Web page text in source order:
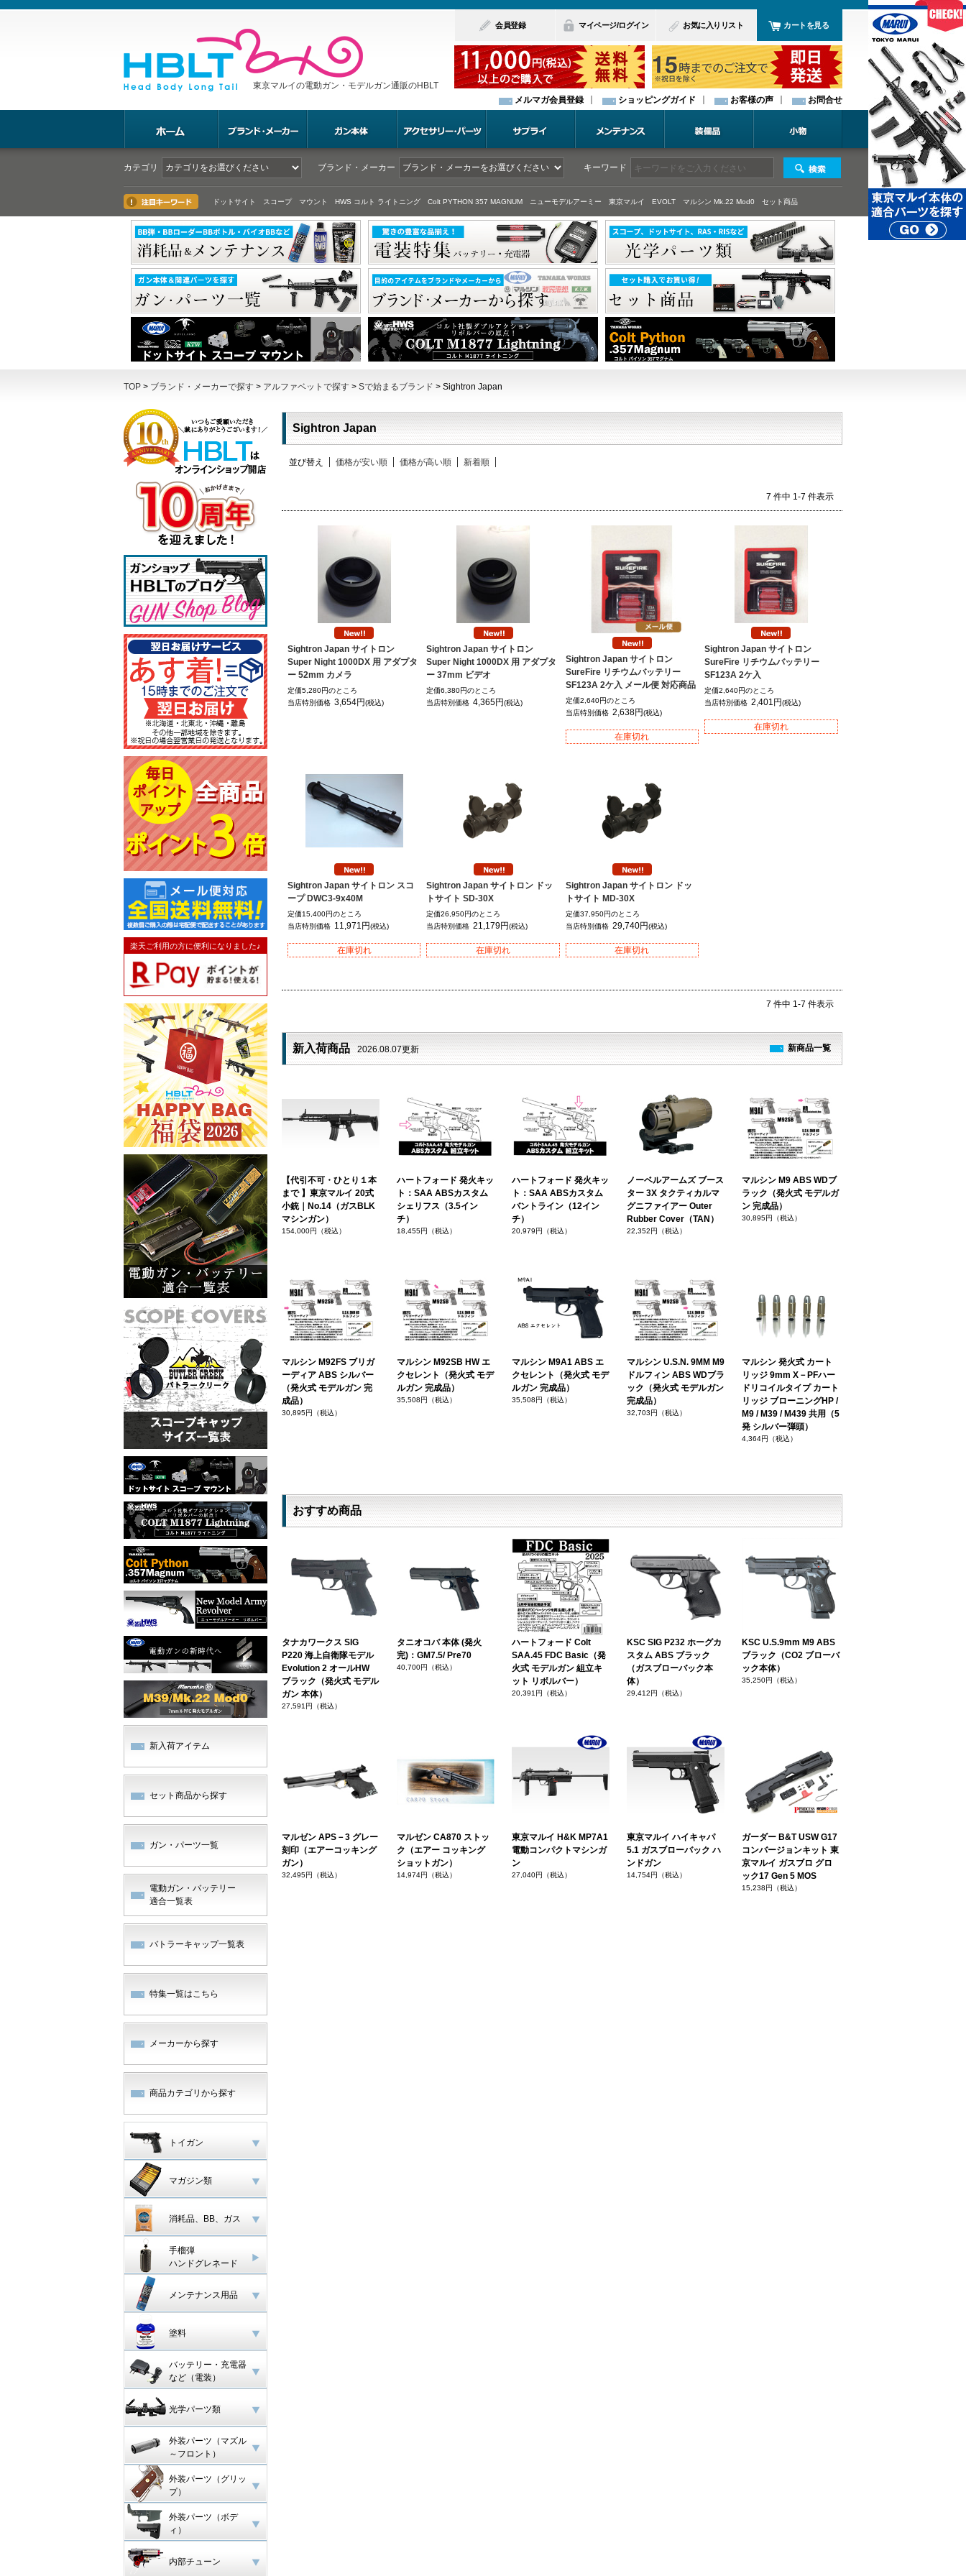
東京マルイの電動ガン・モデルガン通販のHBLT
会員登録 マイページ/ログイン お気に入りリスト カートを見る
メルマガ会員登録 ショッピングガイド お客様の声 お問合せ
カテゴリ ブランド・メーカー キーワード
ドットサイト スコープ マウント HWS コルト ライトニング Colt PYTHON 357 MAGNUM ニューモデルアーミー 東京マルイ EVOLT マルシン Mk.22 Mod0 セット商品
TOP > ブランド・メーカーで探す > アルファベットで探す > Sで始まるブランド > Sightron Japan
楽天ご利用の方に便利になりました♪
新入荷アイテム
セット商品から探す
ガン・パーツ一覧
電動ガン・バッテリー
適合一覧表
バトラーキャップ一覧表
特集一覧はこちら
メーカーから探す
商品カテゴリから探す
トイガン
マガジン類
消耗品、BB、ガス
手榴弾
ハンドグレネード
メンテナンス用品
塗料
バッテリー・充電器
など（電装）
光学パーツ類
外装パーツ（マズル
～フロント）
外装パーツ（グリッ
プ）
外装パーツ（ボデ
ィ）
内部チューン
Sightron Japan
並び替え 価格が安い順 価格が高い順 新着順
7 件中 1-7 件表示
Sightron Japan サイトロン
Super Night 1000DX 用 アダプタ
ー 52mm カメラ
定価5,280円のところ
当店特別価格 3,654円(税込)
Sightron Japan サイトロン
Super Night 1000DX 用 アダプタ
ー 37mm ビデオ
定価6,380円のところ
当店特別価格 4,365円(税込)
Sightron Japan サイトロン
SureFire リチウムバッテリー
SF123A 2ケ入 メール便 対応商品
定価2,640円のところ
当店特別価格 2,638円(税込)
在庫切れ
Sightron Japan サイトロン
SureFire リチウムバッテリー
SF123A 2ケ入
定価2,640円のところ
当店特別価格 2,401円(税込)
在庫切れ
Sightron Japan サイトロン スコ
ープ DWC3-9x40M
定価15,400円のところ
当店特別価格 11,971円(税込)
在庫切れ
Sightron Japan サイトロン ドッ
トサイト SD-30X
定価26,950円のところ
当店特別価格 21,179円(税込)
在庫切れ
Sightron Japan サイトロン ドッ
トサイト MD-30X
定価37,950円のところ
当店特別価格 29,740円(税込)
在庫切れ
7 件中 1-7 件表示
新入荷商品 2026.08.07更新 新商品一覧
【代引不可・ひとり１本
まで 】東京マルイ 20式
小銃｜No.14（ガスBLK
マシンガン）
154,000円（税込）
ハートフォード 発火キッ
ト：SAA ABSカスタム
シェリフス（3.5イン
チ）
18,455円（税込）
ハートフォード 発火キッ
ト：SAA ABSカスタム
バントライン（12イン
チ）
20,979円（税込）
ノーベルアームズ ブース
ター 3X タクティカルマ
グニファイアー Outer
Rubber Cover（TAN）
22,352円（税込）
マルシン M9 ABS WDブ
ラック（発火式 モデルガ
ン 完成品）
30,895円（税込）
マルシン M92FS ブリガ
ーディア ABS シルバー
（発火式 モデルガン 完
成品）
30,895円（税込）
マルシン M92SB HW エ
クセレント（発火式 モデ
ルガン 完成品）
35,508円（税込）
マルシン M9A1 ABS エ
クセレント（発火式 モデ
ルガン 完成品）
35,508円（税込）
マルシン U.S.N. 9MM M9
ドルフィン ABS WDブラ
ック（発火式 モデルガン
完成品）
32,703円（税込）
マルシン 発火式 カート
リッジ 9mm X－PFハー
ドリコイルタイプ カート
リッジ ブローニングHP /
M9 / M39 / M439 共用（5
発 シルバー弾頭）
4,364円（税込）
おすすめ商品
タナカワークス SIG
P220 海上自衛隊モデル
Evolution 2 オールHW
ブラック（発火式 モデル
ガン 本体）
27,591円（税込）
タニオコバ 本体 (発火
完)：GM7.5/ Pre70
40,700円（税込）
ハートフォード Colt
SAA.45 FDC Basic（発
火式 モデルガン 組立キ
ット リボルバー）
20,391円（税込）
KSC SIG P232 ホーグカ
スタム ABS ブラック
（ガスブローバック本
体）
29,412円（税込）
KSC U.S.9mm M9 ABS
ブラック（CO2 ブローバ
ック本体）
35,250円（税込）
マルゼン APS－3 グレー
刻印（エアーコッキング
ガン）
32,495円（税込）
マルゼン CA870 ストッ
ク（エアー コッキング
ショットガン）
14,974円（税込）
東京マルイ H&K MP7A1
電動コンパクトマシンガ
ン
27,040円（税込）
東京マルイ ハイキャパ
5.1 ガスブローバック ハ
ンドガン
14,754円（税込）
ガーダー B&T USW G17
コンバージョンキット 東
京マルイ ガスブロ グロ
ック17 Gen 5 MOS
15,238円（税込）